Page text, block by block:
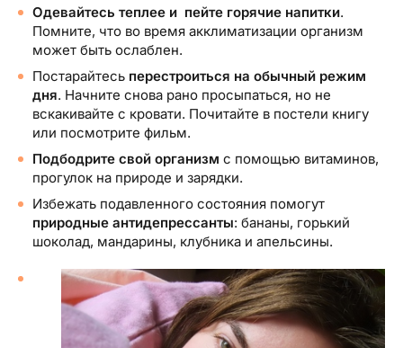
Одевайтесь теплее и пейте горячие напитки.
Помните, что во время акклиматизации организм
может быть ослаблен.
Постарайтесь перестроиться на обычный режим
дня. Начните снова рано просыпаться, но не
вскакивайте с кровати. Почитайте в постели книгу
или посмотрите фильм.
Подбодрите свой организм с помощью витаминов,
прогулок на природе и зарядки.
Избежать подавленного состояния помогут
природные антидепрессанты: бананы, горький
шоколад, мандарины, клубника и апельсины.